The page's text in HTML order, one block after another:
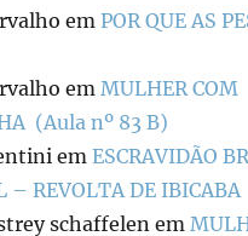
em POR QUE AS
em MULHER COM
(Aula nº 83 B)
emESCRAVIDÃO
– REVOLTA DE IBICABA
schaffelen em